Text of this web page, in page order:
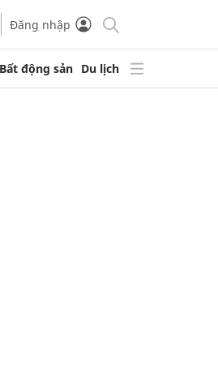
Đăng nhập
Bất động sản Du lịch